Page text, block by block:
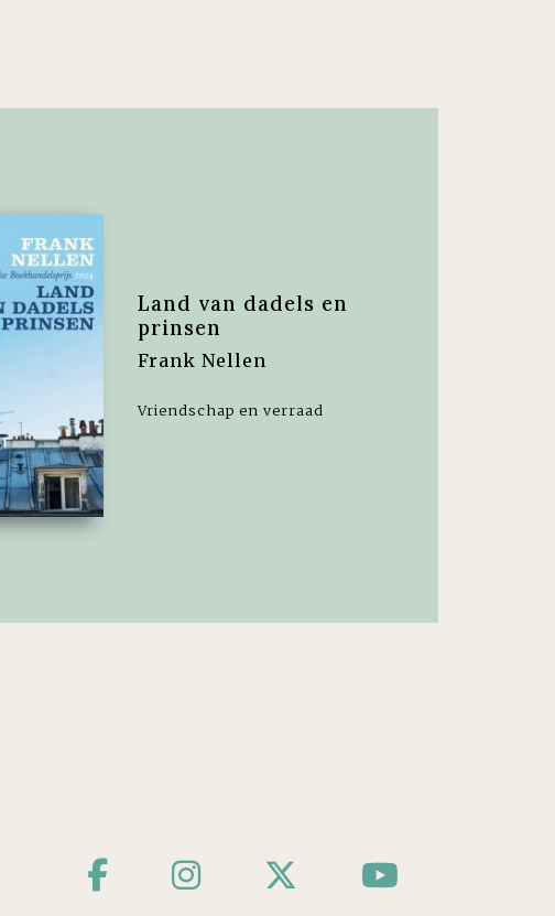
Land van dadels en
prinsen
Frank Nellen
Vriendschap en verraad